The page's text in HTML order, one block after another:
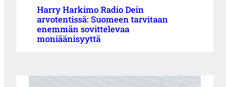
Harry Harkimo Radio Dein
arvotentissä: Suomeen tarvitaan
enemmän sovittelevaa
moniäänisyyttä